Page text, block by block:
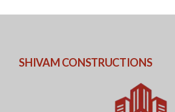
SHIVAM CONSTRUCTIONS